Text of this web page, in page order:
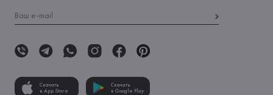
Скачать
в App Store
Скачать
в Google Play